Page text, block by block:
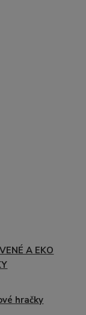
A EKO
hračky